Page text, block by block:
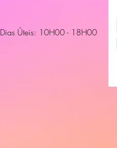
Dias Úteis: 10H00 - 18H00